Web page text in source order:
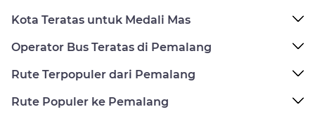
Kota Teratas untuk Medali Mas
Operator Bus Teratas di Pemalang
Rute Terpopuler dari Pemalang
Rute Populer ke Pemalang